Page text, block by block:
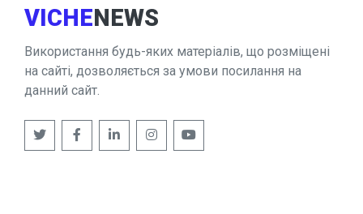
VICHENEWS
Використання будь-яких матеріалів, що розміщені
на сайті, дозволяється за умови посилання на
данний сайт.